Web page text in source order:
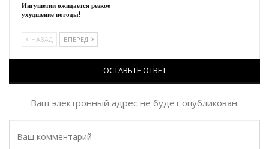
Ингушетии ожидается резкое
ухудшение погоды!
НАЗАД ВПЕРЕД
ОСТАВЬТЕ ОТВЕТ
Ваш электронный адрес не будет опубликован.